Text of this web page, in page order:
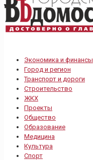
Экономика и финансы
Город и регион
Транспорт и дороги
Строительство
ЖКХ
Проекты
Общество
Образование
Медицина
Культура
Спорт